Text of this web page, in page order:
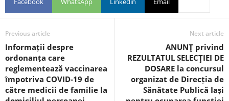
Previous article
Informații despre
ordonanța care
reglementează vaccinarea
împotriva COVID-19 de
către medicii de familie la
Next article
ANUNŢ privind
REZULTATUL SELECŢIEI DE
DOSARE la concursul
organizat de Direcția de
Sănătate Publică Iași